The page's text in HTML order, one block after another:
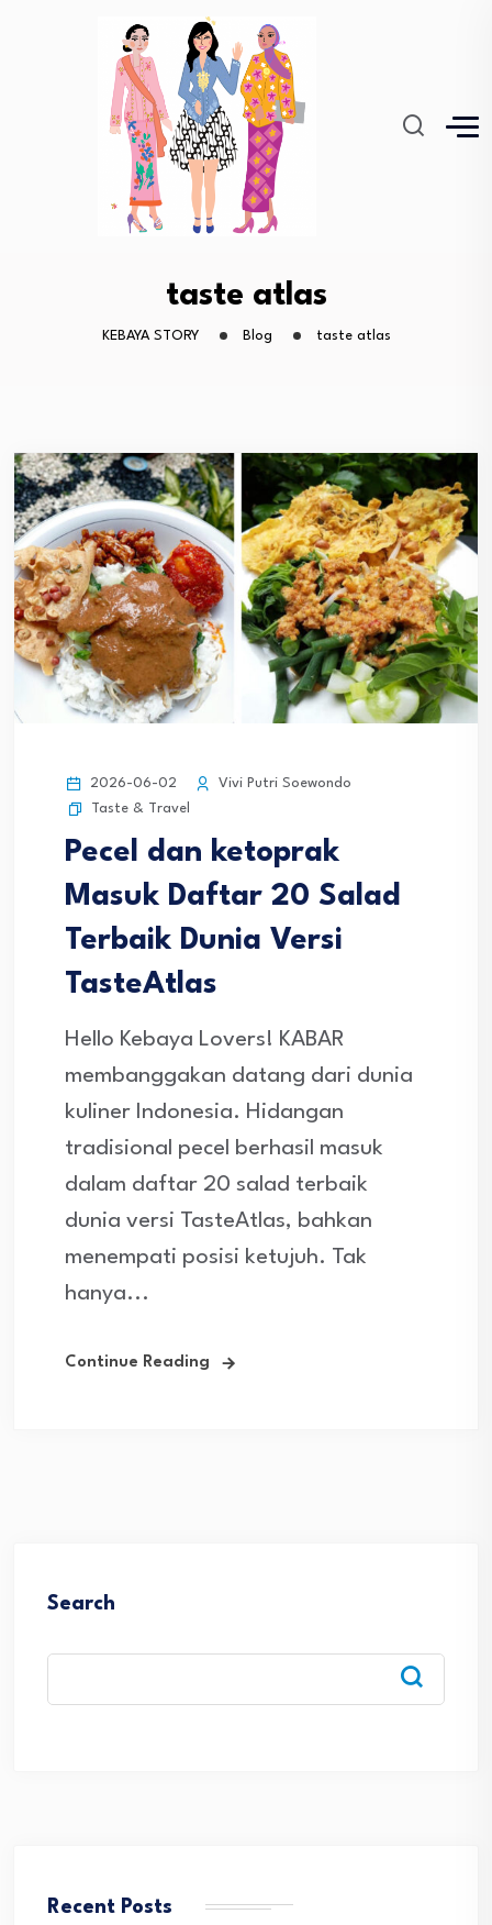
taste atlas
KEBAYA STORY Blog taste atlas
2026-06-02
Vivi Putri Soewondo
Taste & Travel
Pecel dan ketoprak
Masuk Daftar 20 Salad
Terbaik Dunia Versi
TasteAtlas
Hello Kebaya Lovers! KABAR
membanggakan datang dari dunia
kuliner Indonesia. Hidangan
tradisional pecel berhasil masuk
dalam daftar 20 salad terbaik
dunia versi TasteAtlas, bahkan
menempati posisi ketujuh. Tak
hanya...
Continue Reading
Search
Recent Posts